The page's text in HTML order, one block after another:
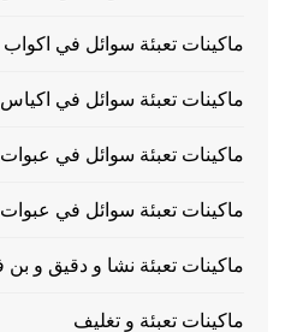
ماكينات تعبئة سوائل في اكواب
ماكينات تعبئة سوائل في اكياس
ماكينات تعبئة سوائل في عبوات
ماكينات تعبئة سوائل في
ماكينات تعبئة نشا و دقيق و بن
ماكينات تعبئة و تغليف